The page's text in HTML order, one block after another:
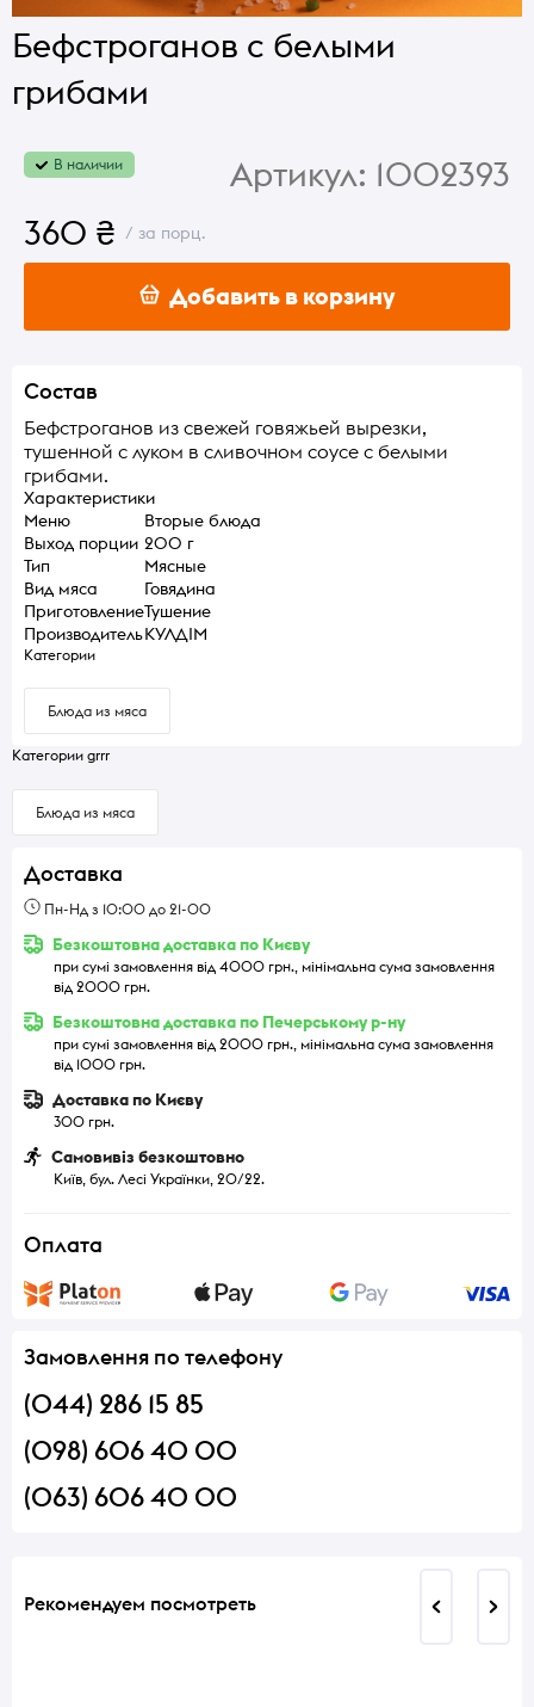
Бефстроганов с белыми
грибами
В наличии Артикул: 1002393
360 ₴ / за порц.
Добавить в корзину
Состав
Бефстроганов из свежей говяжьей вырезки,
тушенной с луком в сливочном соусе с белыми
грибами.
Характеристики
Меню
Вторые блюда
Выход порции 200 г
Тип
Мясные
Вид мяса
Говядина
ПриготовлениеТушение
ПроизводительКУЛДІМ
Категории
Блюда из мяса
Категории grrr
Блюда из мяса
Доставка
Пн-Нд з 10:00 до 21-00
Безкоштовна доставка по Києву
при сумі замовлення від 4000 грн., мінімальна сума замовлення
від 2000 грн.
Безкоштовна доставка по Печерському р-ну
при сумі замовлення від 2000 грн., мінімальна сума замовлення
від 1000 грн.
Доставка по Києву
300 грн.
Самовивіз безкоштовно
Київ, бул. Лесі Українки, 20/22.
Оплата
Замовлення по телефону
(044) 286 15 85
(098) 606 40 00
(063) 606 40 00
Рекомендуем посмотреть